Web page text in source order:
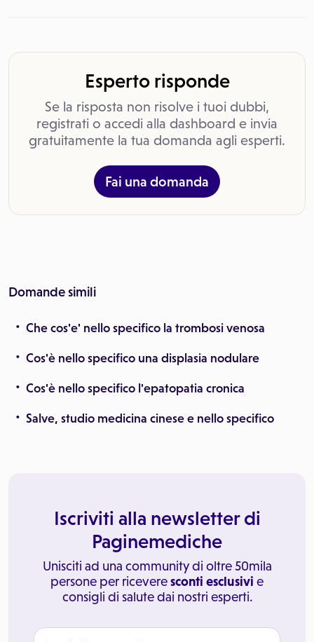
Esperto risponde
Se la risposta non risolve i tuoi dubbi,
registrati o accedi alla dashboard e invia
gratuitamente la tua domanda agli esperti.
Fai una domanda
Domande simili
Che cos'e' nello specifico la trombosi venosa
Cos'è nello specifico una displasia nodulare
Cos'è nello specifico l'epatopatia cronica
Salve, studio medicina cinese e nello specifico
Iscriviti alla newsletter di
Paginemediche
Unisciti ad una community di oltre 50mila
persone per riceveresconti esclusivi e
consigli di salute dai nostri esperti.